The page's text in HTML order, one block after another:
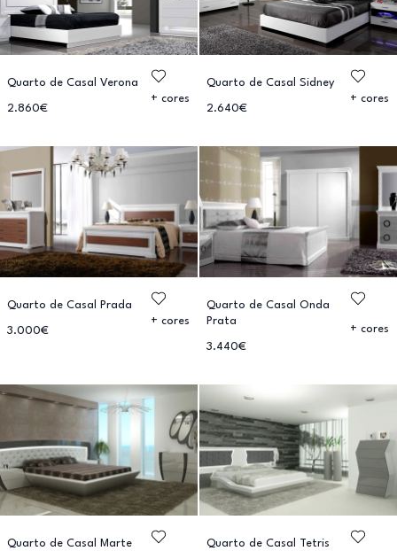
Quarto de Casal Verona
2.860€
+ cores
Quarto de Casal Sidney
2.640€
+ cores
Quarto de Casal Prada
3.000€
+ cores
Quarto de Casal Onda
Prata
3.440€
+ cores
Quarto de Casal Marte Quarto de Casal Tetris